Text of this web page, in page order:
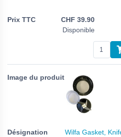
CHF 39.90
Disponible
Wilfa Gasket,